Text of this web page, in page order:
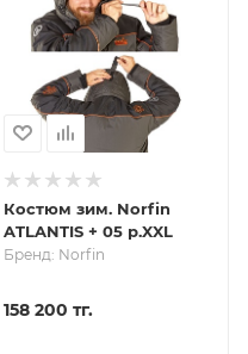
Костюм зим. Norfin
ATLANTIS + 05 р.XXL
Бренд: Norfin
158 200 тг.